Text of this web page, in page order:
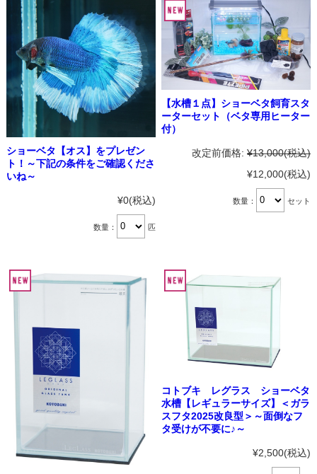
ショーベタ【オス】をプレゼン
ト！～下記の条件をご確認くださ
いね～
¥0(税込)
数量： 匹
【水槽１点】ショーベタ飼育スタ
ーターセット（ベタ専用ヒーター
付）
改定前価格: ¥13,000(税込)
¥12,000(税込)
数量： セット
コトブキ レグラス ショーベタ
水槽【レギュラーサイズ】＜ガラ
スフタ2025改良型＞～面倒なフ
タ受けが不要に♪～
¥2,500(税込)